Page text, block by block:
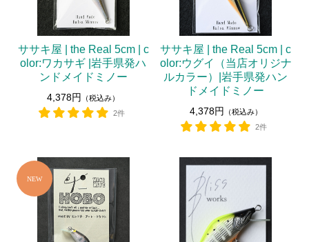
ササキ屋 | the Real 5cm | c
olor:ワカサギ |岩手県発ハ
ンドメイドミノー
4,378円
（税込み）
2件
ササキ屋 | the Real 5cm | c
olor:ウグイ（当店オリジナ
ルカラー）|岩手県発ハン
ドメイドミノー
4,378円
（税込み）
2件